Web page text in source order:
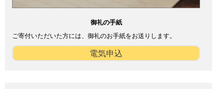
御礼の手紙
ご寄付いただいた方には、御礼のお手紙をお送りします。
電気申込